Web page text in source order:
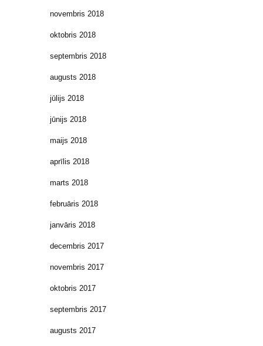
novembris 2018
oktobris 2018
septembris 2018
augusts 2018
jūlijs 2018
jūnijs 2018
maijs 2018
aprīlis 2018
marts 2018
februāris 2018
janvāris 2018
decembris 2017
novembris 2017
oktobris 2017
septembris 2017
augusts 2017